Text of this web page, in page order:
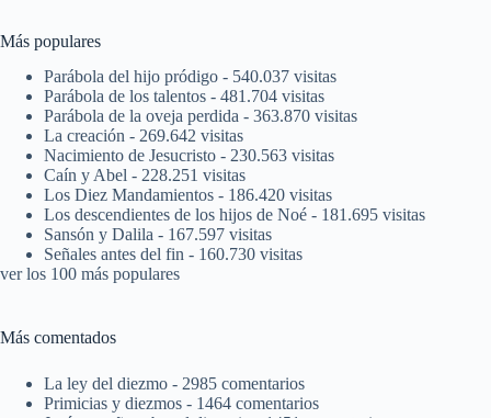
Más populares
Parábola del hijo pródigo - 540.037 visitas
Parábola de los talentos - 481.704 visitas
Parábola de la oveja perdida - 363.870 visitas
La creación - 269.642 visitas
Nacimiento de Jesucristo - 230.563 visitas
Caín y Abel - 228.251 visitas
Los Diez Mandamientos - 186.420 visitas
Los descendientes de los hijos de Noé - 181.695 visitas
Sansón y Dalila - 167.597 visitas
Señales antes del fin - 160.730 visitas
ver los 100 más populares
Más comentados
La ley del diezmo - 2985 comentarios
Primicias y diezmos - 1464 comentarios